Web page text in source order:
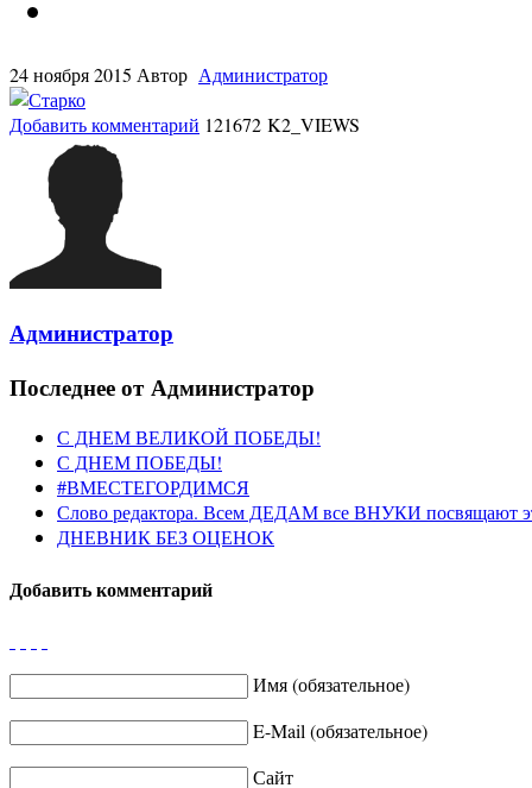
24 ноября 2015 Автор Администратор
Добавить комментарий 121672 K2_VIEWS
Администратор
Последнее от Администратор
С ДНЕМ ВЕЛИКОЙ ПОБЕДЫ!
С ДНЕМ ПОБЕДЫ!
#ВМЕСТЕГОРДИМСЯ
Слово редактора. Всем ДЕДАМ все ВНУКИ посвящают
ДНЕВНИК БЕЗ ОЦЕНОК
Добавить комментарий
Имя (обязательное)
E-Mail (обязательное)
Сайт